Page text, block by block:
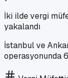
İki ilde vergi
yakalandı
İstanbul ve
operasyonunda